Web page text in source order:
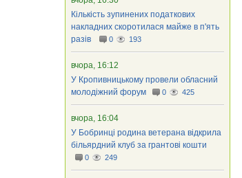
Кількість зупинених податкових
накладних скоротилася майже в п'ять
разів
0 193
вчора, 16:12
У Кропивницькому провели обласний
молодіжний форум
0 425
вчора, 16:04
У Бобринці родина ветерана відкрила
більярдний клуб за грантові кошти
0 249